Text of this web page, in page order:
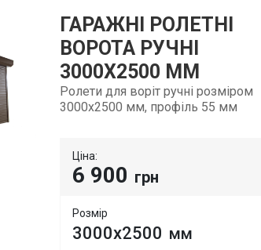
ГАРАЖНІ РОЛЕТНІ
ВОРОТА РУЧНІ
3000Х2500 ММ
Ролети для воріт ручні розміром
3000х2500 мм, профіль 55 мм
Ціна:
6 900 грн
Розмір
3000х2500 мм